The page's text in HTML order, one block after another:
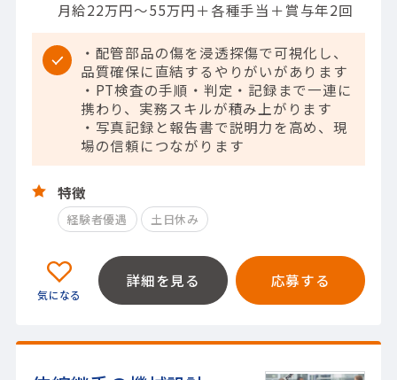
月給22万円～55万円＋各種手当＋賞与年2回
・配管部品の傷を浸透探傷で可視化し、
品質確保に直結するやりがいがあります
・PT検査の手順・判定・記録まで一連に
携わり、実務スキルが積み上がります
・写真記録と報告書で説明力を高め、現
場の信頼につながります
特徴
経験者優遇 土日休み
詳細を見る 応募する